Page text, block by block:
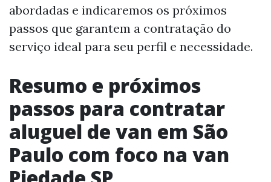
abordadas e indicaremos os próximos
passos que garantem a contratação do
serviço ideal para seu perfil e necessidade.
Resumo e próximos
passos para contratar
aluguel de van em São
Paulo com foco na van